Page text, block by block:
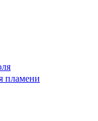
пламени